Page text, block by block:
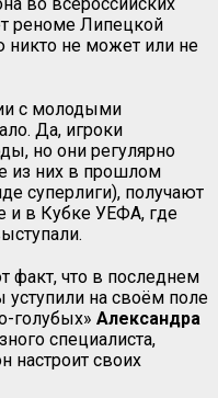
реноме Липецкой
никто не может или не
с молодыми
Да, игроки
но они регулярно
из них в прошлом
суперлиги), получают
и в Кубке УЕФА, где
факт, что в последнем
на своём поле
голубых» Александра
специалиста,
настроит своих